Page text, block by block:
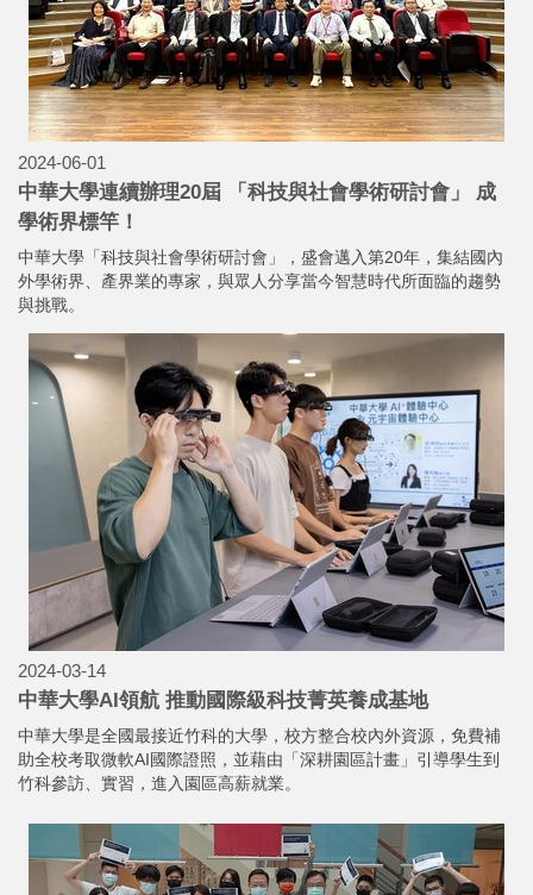
2024-06-01
中華大學連續辦理20屆 「科技與社會學術研討會」 成
學術界標竿！
中華大學「科技與社會學術研討會」，盛會邁入第20年，集結國內
外學術界、產界業的專家，與眾人分享當今智慧時代所面臨的趨勢
與挑戰。
2024-03-14
中華大學AI領航 推動國際級科技菁英養成基地
中華大學是全國最接近竹科的大學，校方整合校內外資源，免費補
助全校考取微軟AI國際證照，並藉由「深耕園區計畫」引導學生到
竹科參訪、實習，進入園區高薪就業。